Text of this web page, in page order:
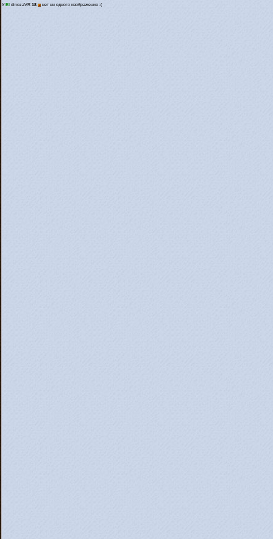
У El dinozaVR 18 нет ни одного изображения :(